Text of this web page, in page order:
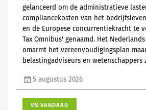
gelanceerd om de administratieve
compliancekosten van het
en de Europese concurrentiekracht te
Tax Omnibus' genaamd. Het
omarmt het vereenvoudigingsplan
belastingadviseurs en
5 augustus 2026
VN VANDAAG